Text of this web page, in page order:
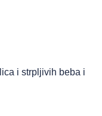
i strpljivih beba i